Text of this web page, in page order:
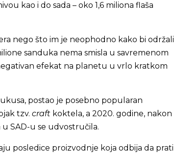
kao i do sada – oko 1,6 miliona flaša
nego što im je neophodno kako bi održali
sanduka nema smisla u savremenom
efekat na planetu u vrlo kratkom
postao je posebno popularan
tzv. craft koktela, a 2020. godine, nakon
SAD-u se udvostručila.
posledice proizvodnje koja odbija da prati